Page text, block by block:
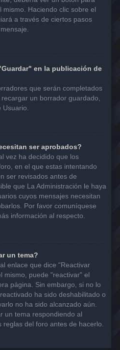
Haciendo clic sobre el
a través de ciertos pasos
en la publicación de
que serán completados
un borrador guardado,
ser aprobados?
vez ha decidido que los
en el que estas intentando
ser revisados antes de
que La Administración le haya
cuyos mensajes necesitan
Por favor comuníquese
información al respecto.
un tema?
enlace que dice "Reactivar
mismo, puede "reactivar" el
página. Sin embargo, si no lo
ha sido deshabilitado o
no ha sido alcanzado aún.
un tema respondiendo al
del foro antes de hacerlo.